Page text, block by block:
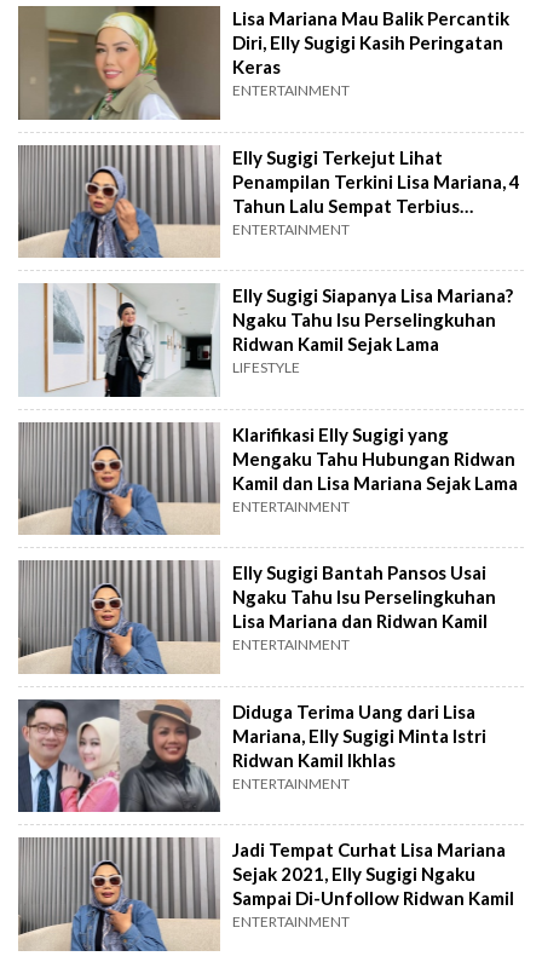
Lisa Mariana Mau Balik Percantik
Diri, Elly Sugigi Kasih Peringatan
Keras
ENTERTAINMENT
Elly Sugigi Terkejut Lihat
Penampilan Terkini Lisa Mariana, 4
Tahun Lalu Sempat Terbius
Pesonanya
ENTERTAINMENT
Elly Sugigi Siapanya Lisa Mariana?
Ngaku Tahu Isu Perselingkuhan
Ridwan Kamil Sejak Lama
LIFESTYLE
Klarifikasi Elly Sugigi yang
Mengaku Tahu Hubungan Ridwan
Kamil dan Lisa Mariana Sejak Lama
ENTERTAINMENT
Elly Sugigi Bantah Pansos Usai
Ngaku Tahu Isu Perselingkuhan
Lisa Mariana dan Ridwan Kamil
ENTERTAINMENT
Diduga Terima Uang dari Lisa
Mariana, Elly Sugigi Minta Istri
Ridwan Kamil Ikhlas
ENTERTAINMENT
Jadi Tempat Curhat Lisa Mariana
Sejak 2021, Elly Sugigi Ngaku
Sampai Di-Unfollow Ridwan Kamil
ENTERTAINMENT